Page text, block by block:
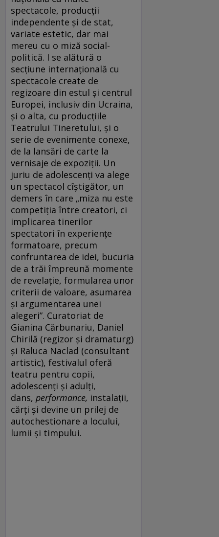
spectacole, producții
independente și de stat,
variate estetic, dar mai
mereu cu o miză social-
politică. I se alătură o
secțiune internațională cu
spectacole create de
regizoare din estul și centrul
Europei, inclusiv din Ucraina,
și o alta, cu producțiile
Teatrului Tineretului, și o
serie de evenimente conexe,
de la lansări de carte la
vernisaje de expoziții. Un
juriu de adolescenți va alege
un spectacol cîștigător, un
demers în care „miza nu este
competiţia între creatori, ci
implicarea tinerilor
spectatori în experienţe
formatoare, precum
confruntarea de idei, bucuria
de a trăi împreună momente
de revelaţie, formularea unor
criterii de valoare, asumarea
şi argumentarea unei
alegeri”. Curatoriat de
Gianina Cărbunariu, Daniel
Chirilă (regizor și dramaturg)
și Raluca Naclad (consultant
artistic), festivalul oferă
teatru pentru copii,
adolescenți și adulți,
dans, performance, instalații,
cărți și devine un prilej de
autochestionare a locului,
lumii și timpului.